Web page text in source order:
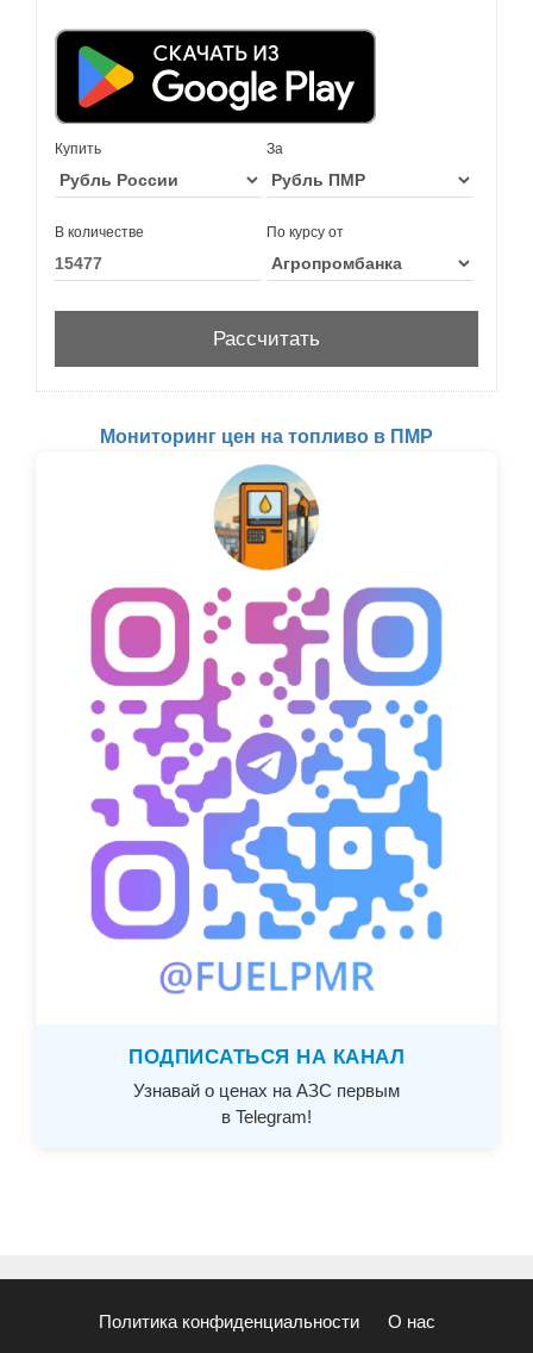
Купить За
В количестве По курсу от
Мониторинг цен на топливо в ПМР
ПОДПИСАТЬСЯ НА КАНАЛ
Узнавай о ценах на АЗС первым
в Telegram!
Политика конфиденциальности О нас